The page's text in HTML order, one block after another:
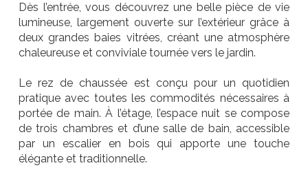
Dès l’entrée, vous découvrez une belle pièce de vie
lumineuse, largement ouverte sur l’extérieur grâce à
deux grandes baies vitrées, créant une atmosphère
chaleureuse et conviviale tournée vers le jardin.
Le rez de chaussée est conçu pour un quotidien
pratique avec toutes les commodités nécessaires à
portée de main. À l’étage, l’espace nuit se compose
de trois chambres et d’une salle de bain, accessible
par un escalier en bois qui apporte une touche
élégante et traditionnelle.